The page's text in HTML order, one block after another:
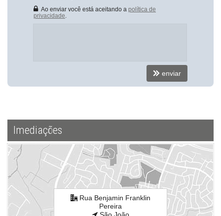
Ao enviar você está aceitando a política de
privacidade
enviar
Imediações
Rua Benjamin Franklin
Pereira